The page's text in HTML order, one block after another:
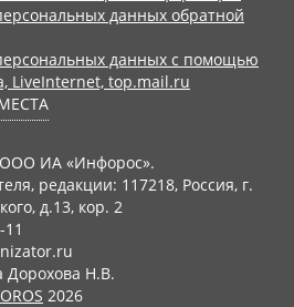
данных обратной
данных с помощью
LiveInternet, top.mail.ru
ООО ИА «Инфорос».
редакции: 117218, Россия, г.
д.13, кор. 2
Дорохова Н.В.
2026